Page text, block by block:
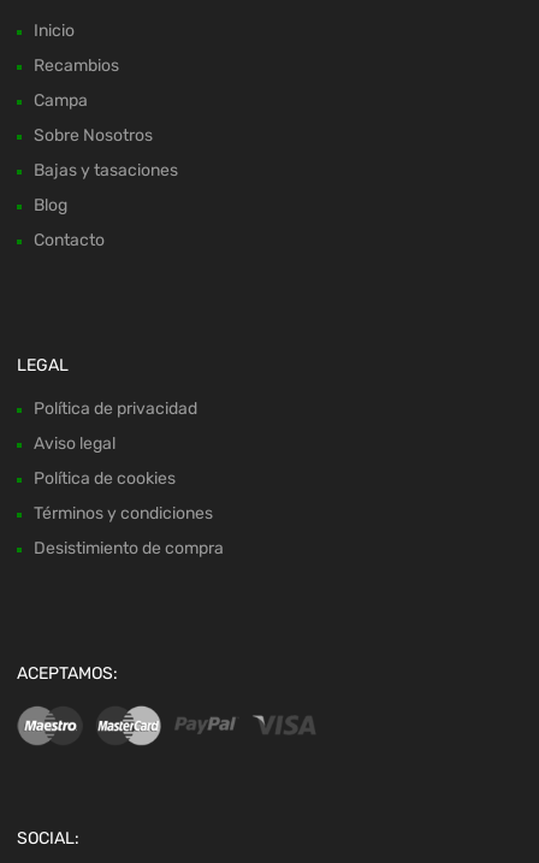
Inicio
Recambios
Campa
Sobre Nosotros
Bajas y tasaciones
Blog
Contacto
LEGAL
Política de privacidad
Aviso legal
Política de cookies
Términos y condiciones
Desistimiento de compra
ACEPTAMOS:
SOCIAL: